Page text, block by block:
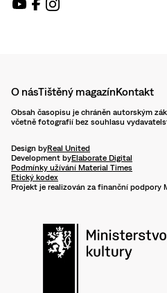
O násTištěný magazínKontakt
Obsah časopisu je chráněn autorským
včetně fotografií bez souhlasu
Design byReal United
Development byElaborate Digital
Podmínky užívání Material Times
Etický kodex
Projekt je realizován za finanční podpory